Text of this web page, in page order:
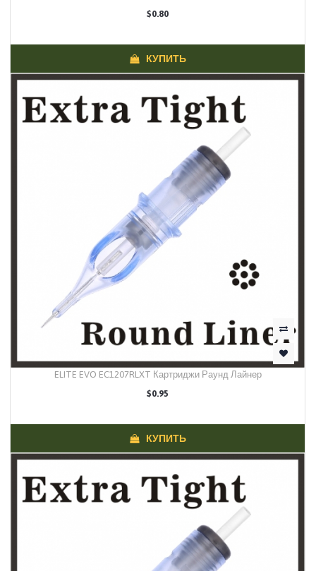
$0.80
КУПИТЬ
ELITE EVO EC1207RLXT Картриджи Раунд Лайнер
$0.95
КУПИТЬ